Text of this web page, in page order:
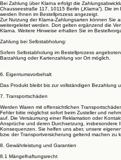
Bei Zahlung über Klarna erfolgt die
Chausseestraße 117, 10115 Berlin („Klarna“). Die
werden Ihnen im Bestellprozess angezeigt.
Zur Nutzung der Klarna-Zahlungsarten können Sie
weitergeleitet werden. Dort gelten ergänzend die
Klarna. Weitere Hinweise erhalten Sie im
Zahlung bei Selbstabholung:
Sofern Selbstabholung im Bestellprozess
Barzahlung oder Kartenzahlung vor Ort möglich.
6. Eigentumsvorbehalt
Das Produkt bleibt bis zur vollständigen Bezahlung
7. Transportschäden
Werden Waren mit offensichtlichen
Fehler bitte möglichst sofort beim Zusteller und
auf. Die Versäumung einer Reklamation oder
Ansprüche und deren Durchsetzung, insbesondere
Konsequenzen. Sie helfen uns aber, unsere
bzw. der Transportversicherung geltend machen zu
8. Gewährleistung und Garantien
8.1 Mängelhaftungsrecht